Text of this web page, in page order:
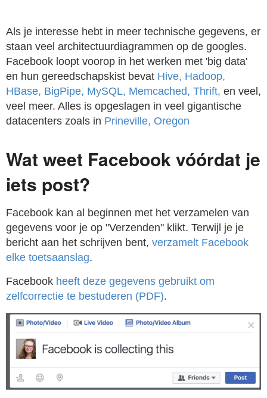
Als je interesse hebt in meer technische gegevens, er
staan veel architectuurdiagrammen op de googles.
Facebook loopt voorop in het werken met 'big data'
en hun gereedschapskist bevat Hive, Hadoop,
HBase, BigPipe, MySQL, Memcached, Thrift, en veel,
veel meer. Alles is opgeslagen in veel gigantische
datacenters zoals in Prineville, Oregon
Wat weet Facebook vóórdat je
iets post?
Facebook kan al beginnen met het verzamelen van
gegevens voor je op "Verzenden" klikt. Terwijl je je
bericht aan het schrijven bent, verzamelt Facebook
elke toetsaanslag.
Facebook heeft deze gegevens gebruikt om
zelfcorrectie te bestuderen (PDF).